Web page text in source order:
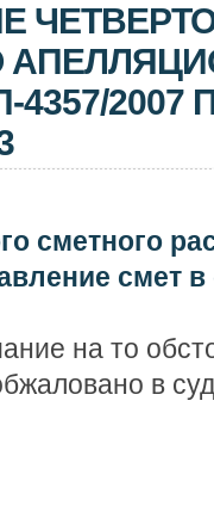
4357/
сметного
смет в
на то
в